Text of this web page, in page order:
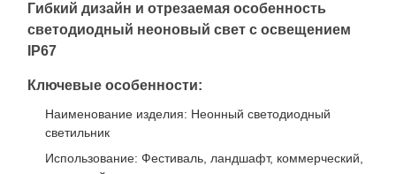
Гибкий дизайн и отрезаемая особенность
светодиодный неоновый свет с освещением
IP67
Ключевые особенности:
Наименование изделия: Неонный светодиодный
светильник
Использование: Фестиваль, ландшафт, коммерческий,